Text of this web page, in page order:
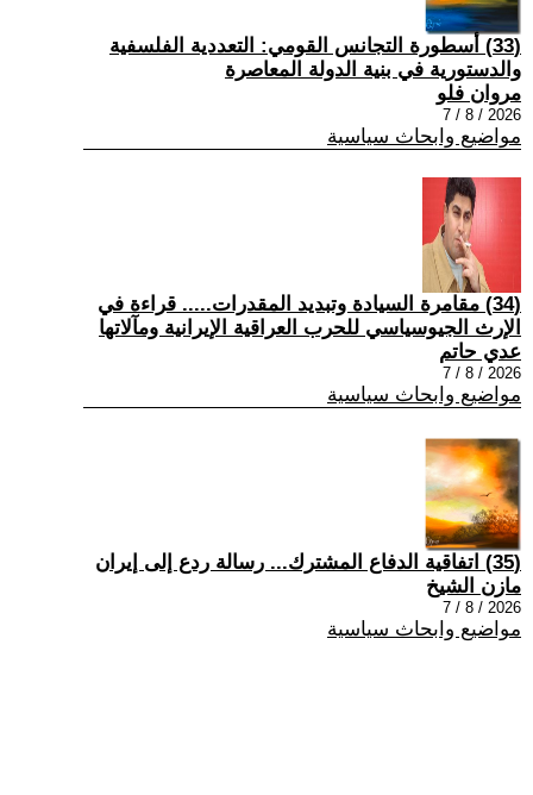
(33) أسطورة التجانس القومي: التعددية الفلسفية
والدستورية في بنية الدولة المعاصرة
مروان فلو
2026 / 8 / 7
مواضيع وابحاث سياسية
(34) مقامرة السيادة وتبديد المقدرات..... قراءة في
الإرث الجيوسياسي للحرب العراقية الإيرانية ومآلاتها
عدي حاتم
2026 / 8 / 7
مواضيع وابحاث سياسية
(35) اتفاقية الدفاع المشترك... رسالة ردع إلى إيران
مازن الشيخ
2026 / 8 / 7
مواضيع وابحاث سياسية